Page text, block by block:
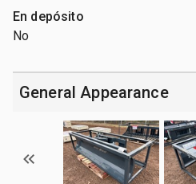
En depósito
No
General Appearance